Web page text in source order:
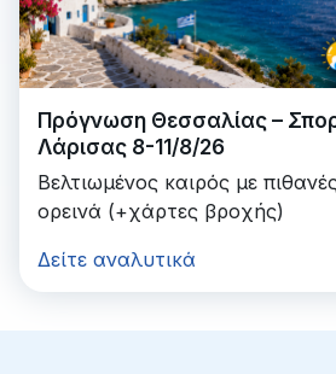
Πρόγνωση Θεσσαλίας –
Λάρισας 8-11/8/26
Βελτιωμένος καιρός με
ορεινά (+χάρτες βροχής)
Δείτε αναλυτικά